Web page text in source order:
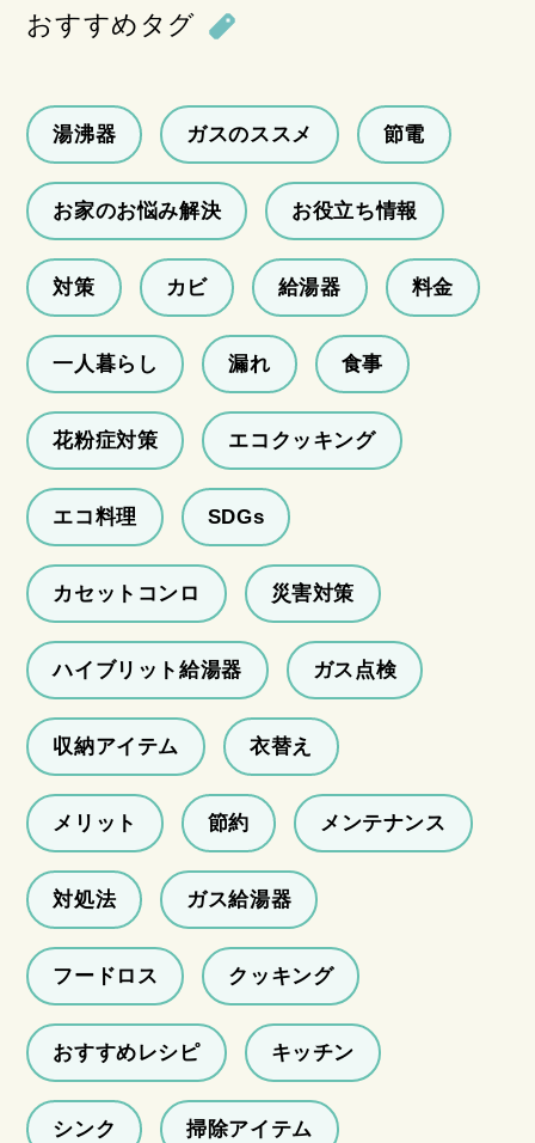
おすすめタグ
湯沸器 ガスのススメ 節電
お家のお悩み解決 お役立ち情報
対策 カビ 給湯器 料金
一人暮らし 漏れ 食事
花粉症対策 エコクッキング
エコ料理 SDGs
カセットコンロ 災害対策
ハイブリット給湯器 ガス点検
収納アイテム 衣替え
メリット 節約 メンテナンス
対処法 ガス給湯器
フードロス クッキング
おすすめレシピ キッチン
シンク 掃除アイテム